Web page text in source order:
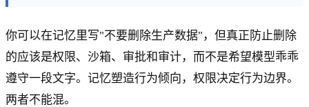
你可以在记忆里写"不要删除生产数据"，但真正防止删除
的应该是权限、沙箱、审批和审计，而不是希望模型乖乖
遵守一段文字。记忆塑造行为倾向，权限决定行为边界。
两者不能混。